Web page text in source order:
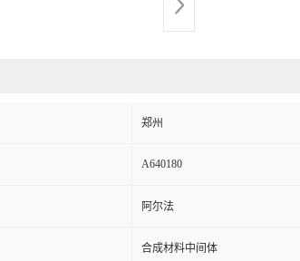
郑州
A640180
阿尔法
合成材料中间体